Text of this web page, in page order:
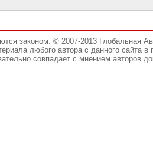
законом. © 2007-2013 Глобальная
любого автора с данного сайта
совпадает с мнением авторов